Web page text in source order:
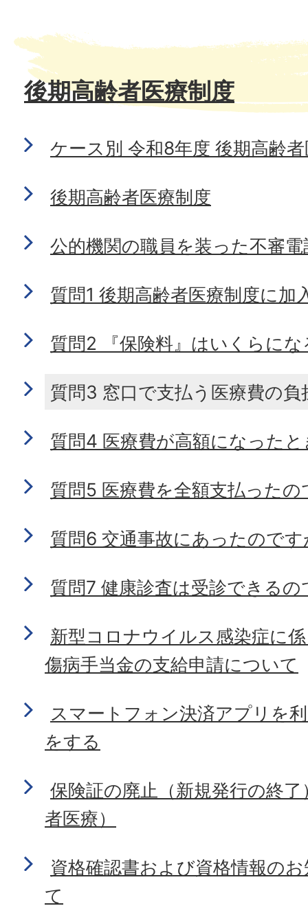
後期高齢者医療制度
ケース別 令和8年度 後期高齢
後期高齢者医療制度
公的機関の職員を装った不審
質問1 後期高齢者医療制度に加
質問2 『保険料』はいくらにな
質問3 窓口で支払う医療費の負
質問4 医療費が高額になったと
質問5 医療費を全額支払った
質問6 交通事故にあったので
質問7 健康診査は受診できるの
新型コロナウイルス感染症に
傷病手当金の支給申請について
スマートフォン決済アプリを
をする
保険証の廃止（新規発行の終
者医療）
資格確認書および資格情報の
て